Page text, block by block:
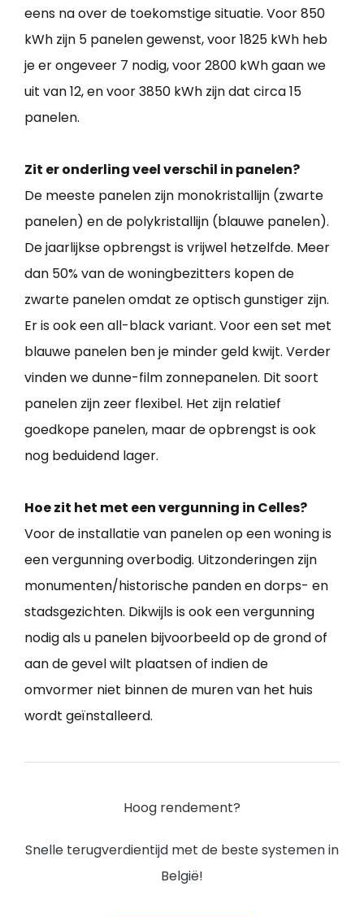
eens na over de toekomstige situatie. Voor 850
kWh zijn 5 panelen gewenst, voor 1825 kWh heb
je er ongeveer 7 nodig, voor 2800 kWh gaan we
uit van 12, en voor 3850 kWh zijn dat circa 15
panelen.
Zit er onderling veel verschil in panelen?
De meeste panelen zijn monokristallijn (zwarte
panelen) en de polykristallijn (blauwe panelen).
De jaarlijkse opbrengst is vrijwel hetzelfde. Meer
dan 50% van de woningbezitters kopen de
zwarte panelen omdat ze optisch gunstiger zijn.
Er is ook een all-black variant. Voor een set met
blauwe panelen ben je minder geld kwijt. Verder
vinden we dunne-film zonnepanelen. Dit soort
panelen zijn zeer flexibel. Het zijn relatief
goedkope panelen, maar de opbrengst is ook
nog beduidend lager.
Hoe zit het met een vergunning in Celles?
Voor de installatie van panelen op een woning is
een vergunning overbodig. Uitzonderingen zijn
monumenten/historische panden en dorps- en
stadsgezichten. Dikwijls is ook een vergunning
nodig als u panelen bijvoorbeeld op de grond of
aan de gevel wilt plaatsen of indien de
omvormer niet binnen de muren van het huis
wordt geïnstalleerd.
Hoog rendement?
Snelle terugverdientijd met de beste systemen in
België!